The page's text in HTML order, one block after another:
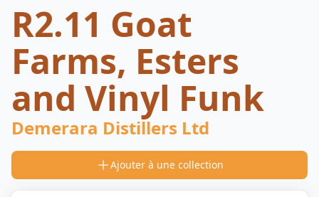
R2.11 Goat
Farms, Esters
and Vinyl Funk
Demerara Distillers Ltd
Ajouter à une collection